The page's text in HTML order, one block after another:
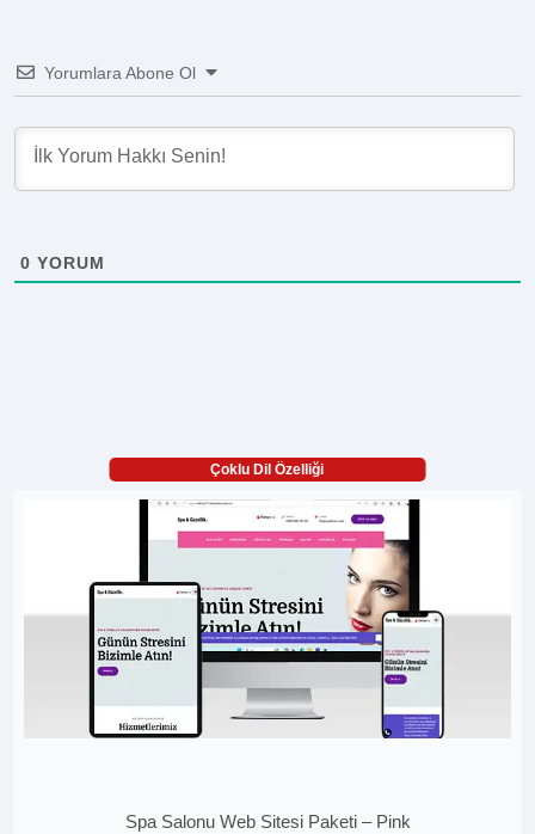
Yorumlara Abone Ol
0 YORUM
Çoklu Dil Özelliği
Spa Salonu Web Sitesi Paketi – Pink